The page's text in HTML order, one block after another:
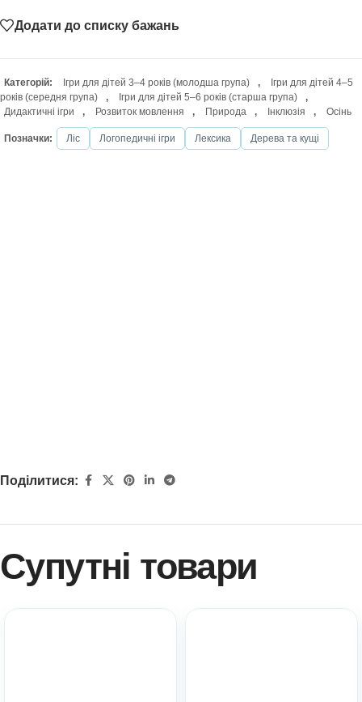
Додати до списку бажань
Категорій: Ігри для дітей 3–4 років (молодша група) ,
Ігри для дітей 4–5
років (середня група)
, Ігри для дітей 5–6 років (старша група)
,
Дидактичні ігри
, Розвиток мовлення , Природа , Інклюзія , Осінь
Позначки: Ліс Логопедичні ігри Лексика Дерева та кущі
Поділитися:
Супутні товари